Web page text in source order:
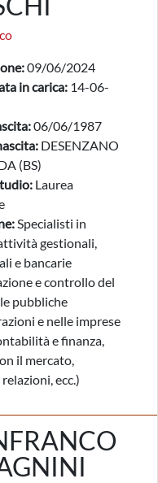
09/06/2024
in carica: 14-06-
06/06/1987
DESENZANO
(BS)
Laurea
Specialisti in
gestionali,
e bancarie
e controllo del
pubbliche
e nelle imprese
e finanza,
il mercato,
ecc.)